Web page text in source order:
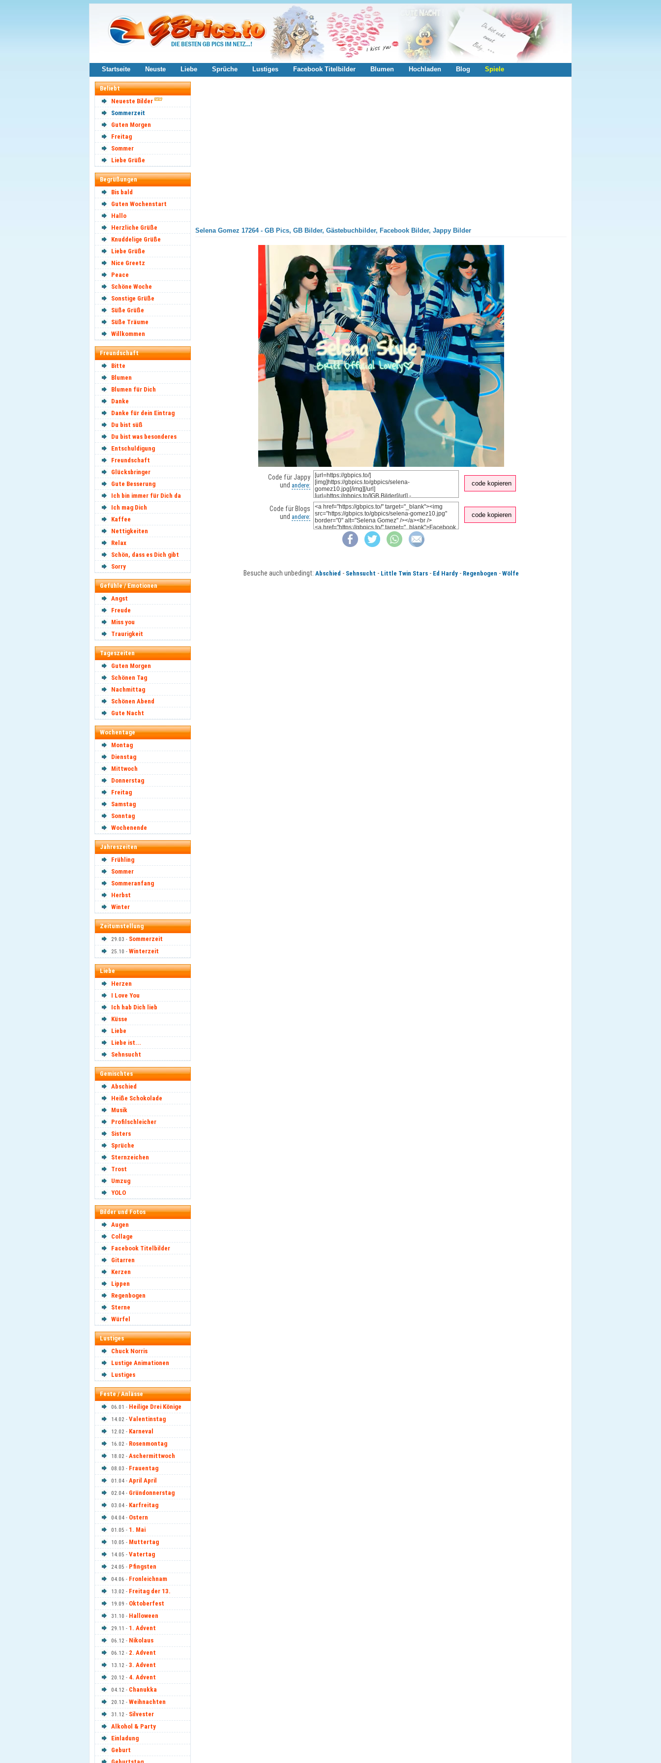
Startseite Neuste Liebe Sprüche Lustiges Facebook Titelbilder Blumen Hochladen Blog Spiele
Beliebt
Neueste Bilder
Sommerzeit
Guten Morgen
Freitag
Sommer
Liebe Grüße
Begrüßungen
Bis bald
Guten Wochenstart
Hallo
Herzliche Grüße
Knuddelige Grüße
Liebe Grüße
Nice Greetz
Peace
Schöne Woche
Sonstige Grüße
Süße Grüße
Süße Träume
Willkommen
Freundschaft
Bitte
Blumen
Blumen für Dich
Danke
Danke für dein Eintrag
Du bist süß
Du bist was besonderes
Entschuldigung
Freundschaft
Glücksbringer
Gute Besserung
Ich bin immer für Dich da
Ich mag Dich
Kaffee
Nettigkeiten
Relax
Schön, dass es Dich gibt
Sorry
Gefühle / Emotionen
Angst
Freude
Miss you
Traurigkeit
Tageszeiten
Guten Morgen
Schönen Tag
Nachmittag
Schönen Abend
Gute Nacht
Wochentage
Montag
Dienstag
Mittwoch
Donnerstag
Freitag
Samstag
Sonntag
Wochenende
Jahreszeiten
Frühling
Sommer
Sommeranfang
Herbst
Winter
Zeitumstellung
29.03 - Sommerzeit
25.10 - Winterzeit
Liebe
Herzen
I Love You
Ich hab Dich lieb
Küsse
Liebe
Liebe ist...
Sehnsucht
Gemischtes
Abschied
Heiße Schokolade
Musik
Profilschleicher
Sisters
Sprüche
Sternzeichen
Trost
Umzug
YOLO
Bilder und Fotos
Augen
Collage
Facebook Titelbilder
Gitarren
Kerzen
Lippen
Regenbogen
Sterne
Würfel
Lustiges
Chuck Norris
Lustige Animationen
Lustiges
Feste / Anlässe
06.01 - Heilige Drei Könige
14.02 - Valentinstag
12.02 - Karneval
16.02 - Rosenmontag
18.02 - Aschermittwoch
08.03 - Frauentag
01.04 - April April
02.04 - Gründonnerstag
03.04 - Karfreitag
04.04 - Ostern
01.05 - 1. Mai
10.05 - Muttertag
14.05 - Vatertag
24.05 - Pfingsten
04.06 - Fronleichnam
13.02 - Freitag der 13.
19.09 - Oktoberfest
31.10 - Halloween
29.11 - 1. Advent
06.12 - Nikolaus
06.12 - 2. Advent
13.12 - 3. Advent
20.12 - 4. Advent
04.12 - Chanukka
20.12 - Weihnachten
31.12 - Silvester
Alkohol & Party
Einladung
Geburt
Selena Gomez 17264 - GB Pics, GB Bilder, Gästebuchbilder, Facebook Bilder, Jappy Bilder
Code für Jappy
und andere: code kopieren
Code für Blogs
und andere: code kopieren
Besuche auch unbedingt: Abschied - Sehnsucht - Little Twin Stars- Ed Hardy- Regenbogen - Wölfe